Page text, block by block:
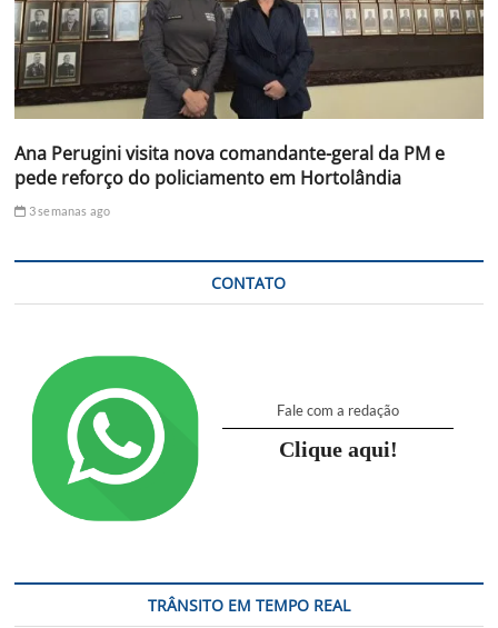
Ana Perugini visita nova comandante-geral da PM e
pede reforço do policiamento em Hortolândia
3 semanas ago
CONTATO
Fale com a redação
Clique aqui!
TRÂNSITO EM TEMPO REAL